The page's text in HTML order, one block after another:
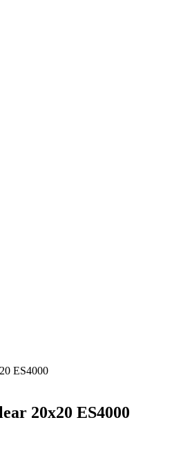
20x20 ES4000